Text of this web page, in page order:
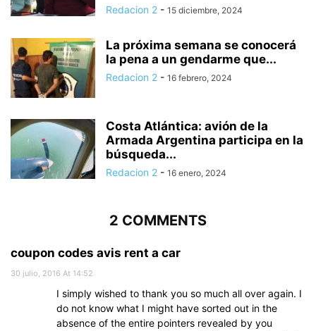
Redacion 2 - 15 diciembre, 2024
La próxima semana se conocerá
la pena a un gendarme que...
Redacion 2 - 16 febrero, 2024
Costa Atlántica: avión de la
Armada Argentina participa en la
búsqueda...
Redacion 2 - 16 enero, 2024
2 COMMENTS
coupon codes avis rent a car
30 julio, 2016 At 14:52
I simply wished to thank you so much all over again. I
do not know what I might have sorted out in the
absence of the entire pointers revealed by you